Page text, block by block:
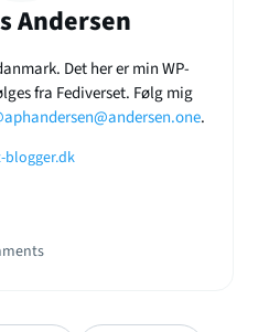
Andersen
Det her er min WP-
fra Fediverset. Følg mig
.
blogger.dk